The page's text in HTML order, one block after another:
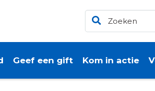
Geef een gift Kom in actie